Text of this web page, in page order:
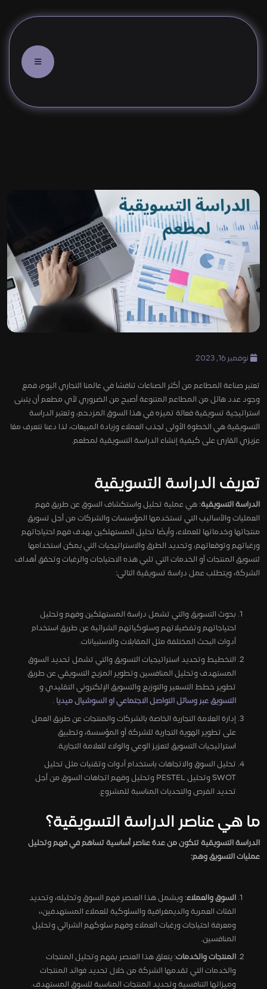
نوفمبر 16, 2023
تعتبر صناعة المطاعم من أكثر الصناعات تنافسًا في عالمنا التجاري اليوم، فمع
وجود عدد هائل من المطاعم المتنوعة أصبح من الضروري لأي مطعم أن يتبنى
استراتيجية تسويقية فعالة تميزه في هذا السوق المزدحم، وتعتبر الدراسة
التسويقية هي الخطوة الأولى لجذب العملاء وزيادة المبيعات، لذا دعنا نتعرف معًا
عزيزي القارئ على كيفية إنشاء الدراسة التسويقية لمطعم.
تعريف الدراسة التسويقية
الدراسة التسويقية: هي عملية تحليل واستكشاف السوق عن طريق فهم
العمليات والأساليب التي تستخدمها المؤسسات والشركات من أجل تسويق
منتجاتها وخدماتها للعملاء، وأيضًا تحليل المستهلكين بهدف فهم احتياجاتهم
ورغباتهم وتوقعاتهم، وتحديد الطرق والاستراتيجيات التي يمكن استخدامها
لتسويق المنتجات أو الخدمات التي تلبي هذه الاحتياجات والرغبات وتحقق أهداف
الشركة، ويتطلب عمل دراسة تسويقية التالي:
بحوث التسويق والتي تشمل دراسة المستهلكين وفهم وتحليل
احتياجاتهم وتفضيلاتهم وسلوكياتهم الشرائية عن طريق استخدام
أدوات البحث المختلفة مثل المقابلات والاستبيانات.
التخطيط وتحديد استراتيجيات التسويق والتي تشمل تحديد السوق
المستهدف وتحليل المنافسين وتطوير المزيج التسويقي عن طريق
تطوير خطط التسعير والتوزيع والتسويق الإلكتروني التقليدي و
التسويق عبر وسائل التواصل الاجتماعي او السوشيال ميديا
إدارة العلامة التجارية الخاصة بالشركات والمنتجات عن طريق العمل
على تطوير الهوية التجارية للشركة أو المؤسسة، وتطبيق
استراتيجيات التسويق لتعزيز الوعي والولاء للعلامة التجارية.
تحليل السوق والاتجاهات باستخدام أدوات وتقنيات مثل تحليل
SWOT وتحليل PESTEL وتحليل وفهم اتجاهات السوق من أجل
تحديد الفرص والتحديات المناسبة للمشروع.
ما هي عناصر الدراسة التسويقية؟
الدراسة التسويقية تتكون من عدة عناصر أساسية تساهم في فهم وتحليل
عمليات التسويق وهم:
السوق والعملاء: ويشمل هذا العنصر فهم السوق وتحليله، وتحديد
الفئات العمرية والديمغرافية والسلوكية للعملاء المستهدفين،،
ومعرفة احتياجات ورغبات العملاء وفهم سلوكهم الشرائي وتحليل
المنافسين.
المنتجات والخدمات: يتعلق هذا العنصر بفهم وتحليل المنتجات
والخدمات التي تقدمها الشركة من خلال تحديد فوائد المنتجات
وميزاتها التنافسية وتحديد المنتجات المناسبة للسوق المستهدف.